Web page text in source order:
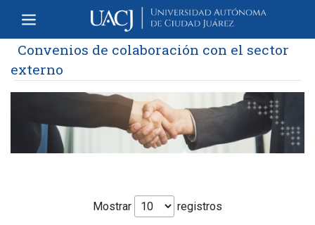
Convenios de colaboración con el sector
externo
Mostrar registros